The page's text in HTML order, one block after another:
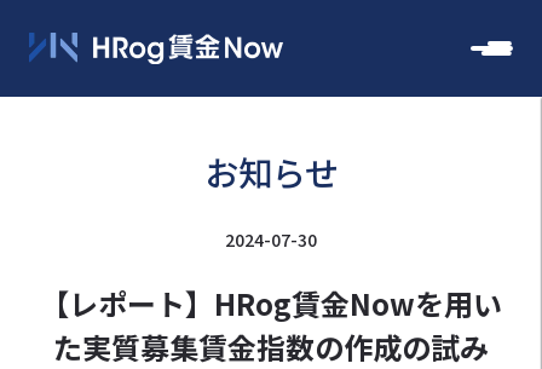
お知らせ
2024-07-30
【レポート】HRog賃金Nowを用い
た実質募集賃金指数の作成の試み